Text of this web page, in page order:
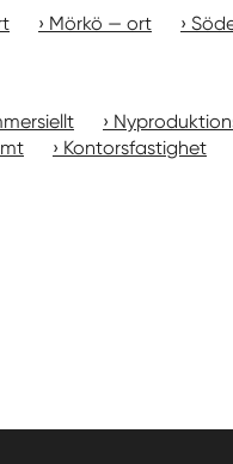
Mörkö — ort
Kontorsfastighet